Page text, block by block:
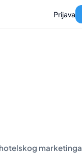
Prijava
marketinga